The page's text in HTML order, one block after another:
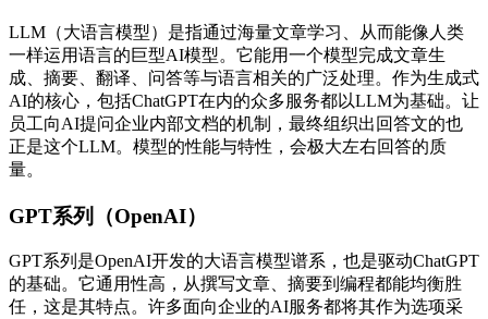
LLM（大语言模型）是指通过海量文章学习、从而能像人类
一样运用语言的巨型AI模型。它能用一个模型完成文章生
成、摘要、翻译、问答等与语言相关的广泛处理。作为生成式
AI的核心，包括ChatGPT在内的众多服务都以LLM为基础。让
员工向AI提问企业内部文档的机制，最终组织出回答文的也
正是这个LLM。模型的性能与特性，会极大左右回答的质
量。
GPT系列（OpenAI）
GPT系列是OpenAI开发的大语言模型谱系，也是驱动ChatGPT
的基础。它通用性高，从撰写文章、摘要到编程都能均衡胜
任，这是其特点。许多面向企业的AI服务都将其作为选项采